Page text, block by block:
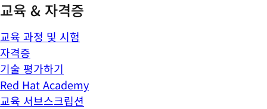
교육 & 자격증
교육 과정 및 시험
자격증
기술 평가하기
Red Hat Academy
교육 서브스크립션